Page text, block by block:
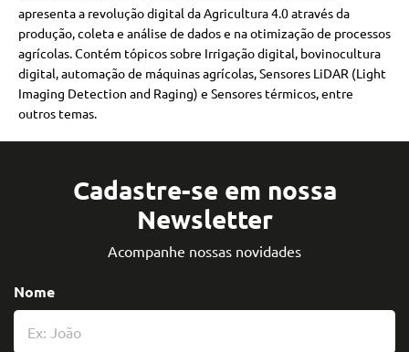
apresenta a revolução digital da Agricultura 4.0 através da
produção, coleta e análise de dados e na otimização de processos
agrícolas. Contém tópicos sobre Irrigação digital, bovinocultura
digital, automação de máquinas agrícolas, Sensores LiDAR (Light
Imaging Detection and Raging) e Sensores térmicos, entre
outros temas.
Cadastre-se em nossa
Newsletter
Acompanhe nossas novidades
Nome